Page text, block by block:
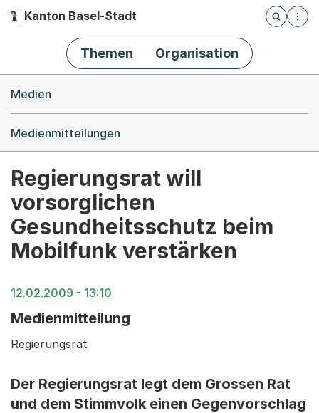
Hauptnavigation
Kanton Basel-Stadt
Öffnet
Themen Organisation
Medien
Medienmitteilungen
Regierungsrat will
vorsorglichen
Gesundheitsschutz beim
Mobilfunk verstärken
12.02.2009 - 13:10
Medienmitteilung
Regierungsrat
Der Regierungsrat legt dem Grossen Rat
und dem Stimmvolk einen Gegenvorschlag